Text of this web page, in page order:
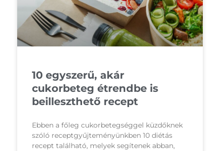
10 egyszerű, akár
cukorbeteg étrendbe is
beilleszthető recept
Ebben a főleg cukorbetegséggel küzdőknek
szóló receptgyűjteményünkben 10 diétás
recept található, melyek segítenek abban,